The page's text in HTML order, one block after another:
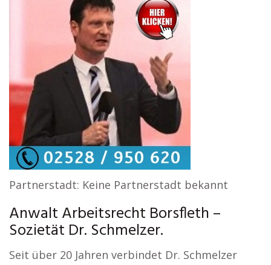
Partnerstadt: Keine Partnerstadt bekannt
Anwalt Arbeitsrecht Borsfleth –
Sozietät Dr. Schmelzer.
Seit über 20 Jahren verbindet Dr. Schmelzer